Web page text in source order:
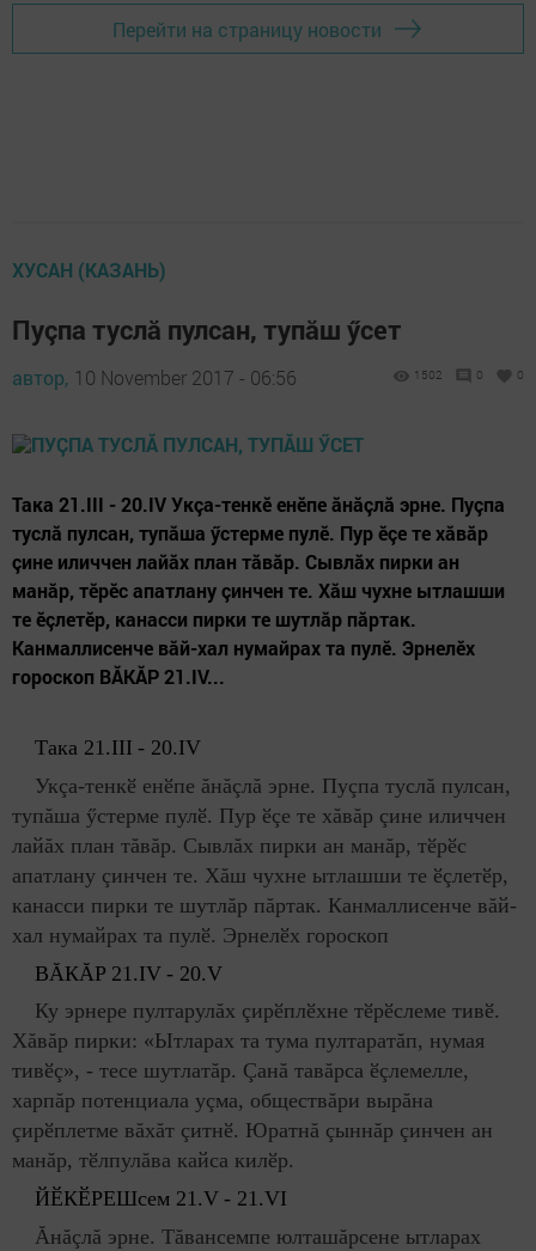
Перейти на страницу новости
ХУСАН (КАЗАНЬ)
Пуçпа туслă пулсан, тупăш ӳсет
автор, 10 November 2017 - 06:56 1502 0 0
Така 21.III - 20.IV Укçа-тенкӗ енӗпе ăнăçлă эрне. Пуçпа
туслă пулсан, тупăша ӳстерме пулӗ. Пур ӗçе те хăвăр
çине иличчен лайăх план тăвăр. Сывлăх пирки ан
манăр, тӗрӗс апатлану çинчен те. Хăш чухне ытлашши
те ӗçлетӗр, канасси пирки те шутлăр пăртак.
Канмаллисенче вăй-хал нумайрах та пулӗ. Эрнелӗх
гороскоп ВĂКĂР 21.IV...
Така 21.III - 20.IV
Укçа-тенкӗ енӗпе ăнăçлă эрне. Пуçпа туслă пулсан,
тупăша ӳстерме пулӗ. Пур ӗçе те хăвăр çине иличчен
лайăх план тăвăр. Сывлăх пирки ан манăр, тӗрӗс
апатлану çинчен те. Хăш чухне ытлашши те ӗçлетӗр,
канасси пирки те шутлăр пăртак. Канмаллисенче вăй-
хал нумайрах та пулӗ. Эрнелӗх гороскоп
ВĂКĂР 21.IV - 20.V
Ку эрнере пултарулăх çирӗплӗхне тӗрӗслеме тивӗ.
Хăвăр пирки: «Ытларах та тума пултаратăп, нумая
тивӗç», - тесе шутлатăр. Çанă тавăрса ӗçлемелле,
харпăр потенциала уçма, обществăри вырăна
çирӗплетме вăхăт çитнӗ. Юратнă çыннăр çинчен ан
манăр, тӗлпулăва кайса килӗр.
ЙӖКӖРЕШсем 21.V - 21.VI
Ăнăçлă эрне. Тăвансемпе юлташăрсене ытларах